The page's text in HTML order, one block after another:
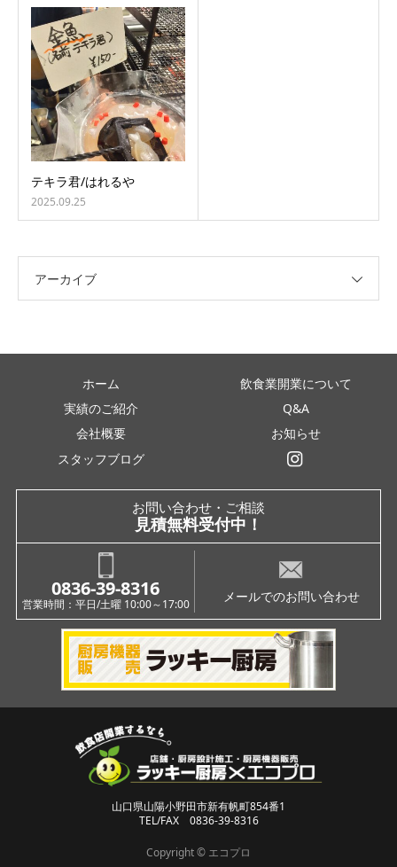
テキラ君/はれるや
2025.09.25
アーカイブ
ホーム
飲食業開業について
実績のご紹介
Q&A
会社概要
お知らせ
スタッフブログ
お問い合わせ・ご相談
見積無料受付中！
0836-39-8316
営業時間：平日/土曜 10:00～17:00 メールでのお問い合わせ
山口県山陽小野田市新有帆町854番1
TEL/FAX 0836-39-8316
Copyright © エコプロ